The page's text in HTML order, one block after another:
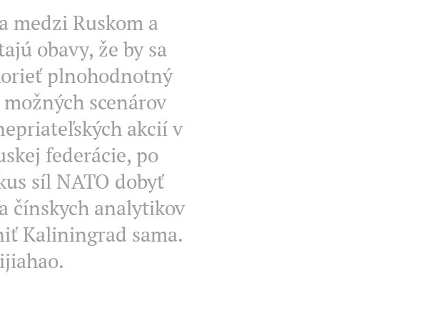
medzi Ruskom a
obavy, že by sa
plnohodnotný
scenárov
akcií v
federácie, po
síl NATO dobyť
čínskych analytikov
Kaliningrad sama.